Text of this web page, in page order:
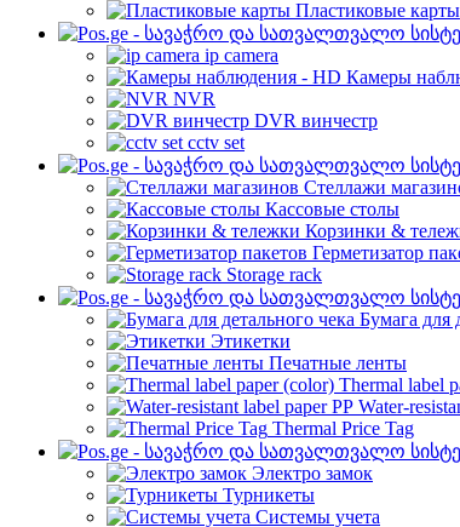
Пластиковые карты
ip camera
Камеры
NVR
DVR винчестр
cctv set
Стеллажи
Кассовые столы
Корзинки &
Герметизатор
Storage rack
Бумага для
Этикетки
Печатные ленты
Thermal label
Water-
Thermal Price Tag
Электро замок
Турникеты
Cистемы учета